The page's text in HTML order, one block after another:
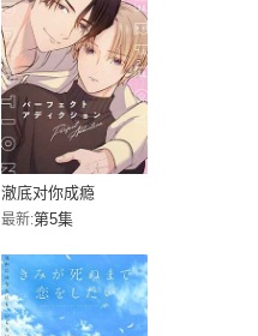
澈底对你成瘾
最新:第5集